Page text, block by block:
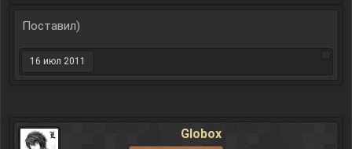
Поставил)
16 июл 2011
Globox